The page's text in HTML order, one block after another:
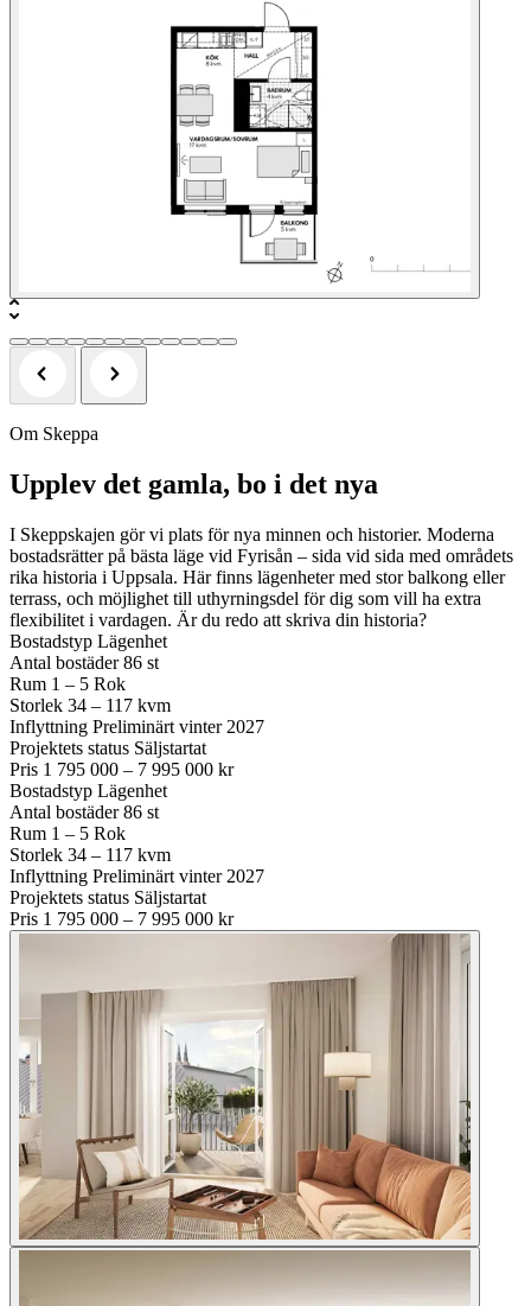
Om Skeppa
Upplev det gamla, bo i det nya
I Skeppskajen gör vi plats för nya minnen och historier. Moderna
bostadsrätter på bästa läge vid Fyrisån – sida vid sida med områdets
rika historia i Uppsala. Här finns lägenheter med stor balkong eller
terrass, och möjlighet till uthyrningsdel för dig som vill ha extra
flexibilitet i vardagen. Är du redo att skriva din historia?
Bostadstyp Lägenhet
Antal bostäder 86 st
Rum 1 – 5 Rok
Storlek 34 – 117 kvm
Inflyttning Preliminärt vinter 2027
Projektets status Säljstartat
Pris 1 795 000 – 7 995 000 kr
Bostadstyp Lägenhet
Antal bostäder 86 st
Rum 1 – 5 Rok
Storlek 34 – 117 kvm
Inflyttning Preliminärt vinter 2027
Projektets status Säljstartat
Pris 1 795 000 – 7 995 000 kr